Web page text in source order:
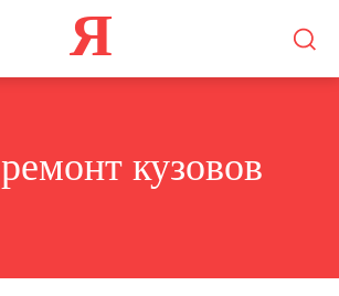
Я
ремонт кузовов